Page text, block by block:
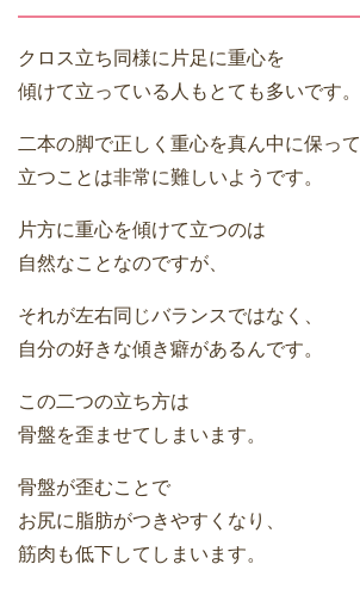
クロス立ち同様に片足に重心を
傾けて立っている人もとても多いです。
二本の脚で正しく重心を真ん中に保って
立つことは非常に難しいようです。
片方に重心を傾けて立つのは
自然なことなのですが、
それが左右同じバランスではなく、
自分の好きな傾き癖があるんです。
この二つの立ち方は
骨盤を歪ませてしまいます。
骨盤が歪むことで
お尻に脂肪がつきやすくなり、
筋肉も低下してしまいます。